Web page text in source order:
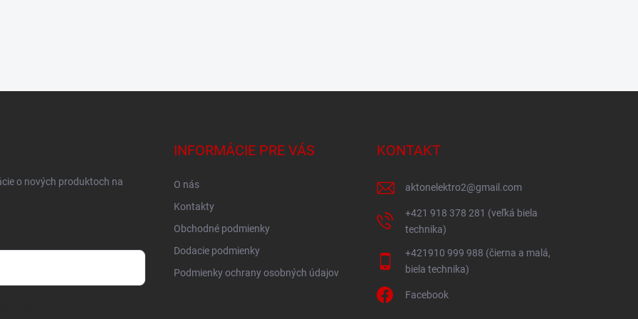
o nových produktoch na
INFORMÁCIE PRE VÁS
O nás
Kontakty
Obchodné podmienky
Dodacie podmienky
Podmienky ochrany osobných údajov
KONTAKT
aktonelektro2@gmail.com
+421 918 378 281 (veľká biela
technika)
+421910 999 988 (čierna a malá,
biela technika)
Facebook